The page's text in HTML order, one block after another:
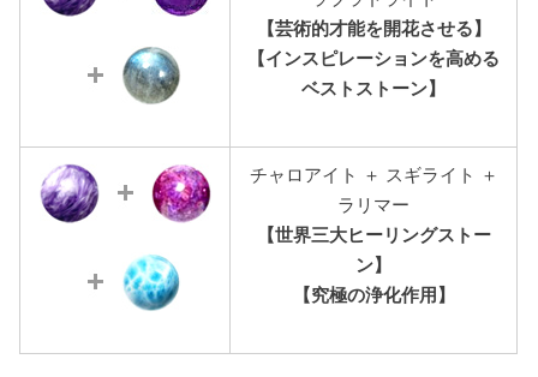
【芸術的才能を開花させる】
【インスピレーションを高める
ベストストーン】
チャロアイト ＋ スギライト ＋
ラリマー
【世界三大ヒーリングストー
ン】
【究極の浄化作用】